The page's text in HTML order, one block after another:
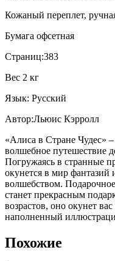
Кожаный переплет,
Бумага офсетная
Страниц:383
Вес 2 кг
Язык: Русский
Автор:Льюис Кэрролл
«Алиса в Стране Чудес»
волшебное путешествие
Погружаясь в странные
окунется в мир фантазий
волшебством.
станет прекрасным
возрастов, оно окунет
наполненный
Похожие